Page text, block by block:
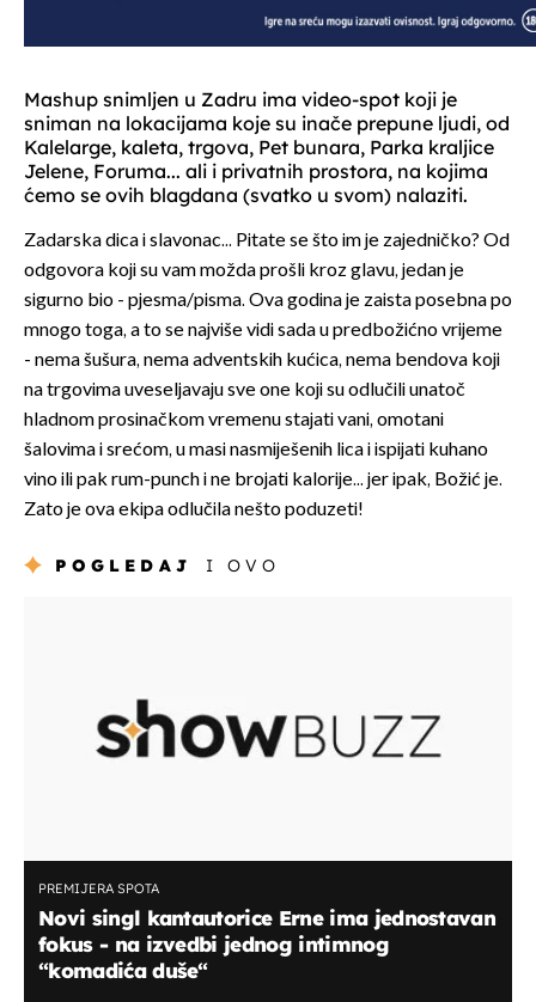
Mashup snimljen u Zadru ima video-spot koji je
sniman na lokacijama koje su inače prepune ljudi, od
Kalelarge, kaleta, trgova, Pet bunara, Parka kraljice
Jelene, Foruma... ali i privatnih prostora, na kojima
ćemo se ovih blagdana (svatko u svom) nalaziti.
Zadarska dica i slavonac... Pitate se što im je zajedničko? Od
odgovora koji su vam možda prošli kroz glavu, jedan je
sigurno bio - pjesma/pisma. Ova godina je zaista posebna po
mnogo toga, a to se najviše vidi sada u predbožićno vrijeme
- nema šušura, nema adventskih kućica, nema bendova koji
na trgovima uveseljavaju sve one koji su odlučili unatoč
hladnom prosinačkom vremenu stajati vani, omotani
šalovima i srećom, u masi nasmiješenih lica i ispijati kuhano
vino ili pak rum-punch i ne brojati kalorije... jer ipak, Božić je.
Zato je ova ekipa odlučila nešto poduzeti!
POGLEDAJ I OVO
PREMIJERA SPOTA
Novi singl kantautorice Erne ima jednostavan
fokus - na izvedbi jednog intimnog
“komadića duše“